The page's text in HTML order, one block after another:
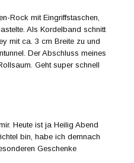
Rock mit Eingriffstaschen,
Als Kordelband schnitt
mit ca. 3 cm Breite zu und
Der Abschluss meines
Geht super schnell
Heute ist ja Heilig Abend
bin, habe ich demnach
Geschenke